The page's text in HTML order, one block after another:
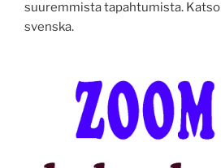
suuremmista tapahtumista. Katso
svenska.